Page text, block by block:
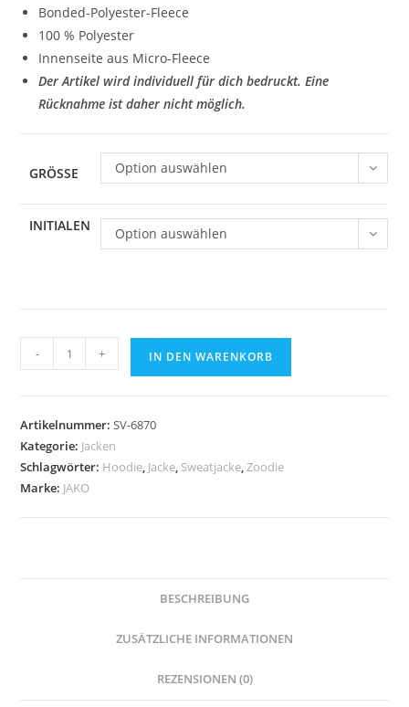
Bonded-Polyester-Fleece
100 % Polyester
Innenseite aus Micro-Fleece
Der Artikel wird individuell für dich bedruckt. Eine
Rücknahme ist daher nicht möglich.
GRÖSSE Option auswählen
INITIALEN Option auswählen
Kapuzenjacke
Menge
- + IN DEN WARENKORB
Artikelnummer:SV-6870
Kategorie: Jacken
Schlagwörter: Hoodie, Jacke, Sweatjacke,Zoodie
Marke: JAKO
BESCHREIBUNG
ZUSÄTZLICHE INFORMATIONEN
REZENSIONEN (0)